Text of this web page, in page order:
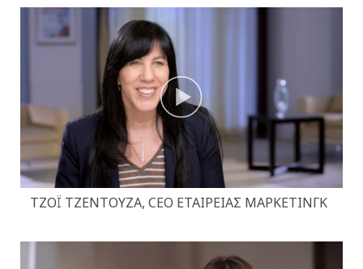
ΤΖΌΙ ΤΖΕΝΤΟΎΖΑ, CEO ΕΤΑΙΡΕΊΑΣ ΜΆΡΚΕΤΙΝΓΚ